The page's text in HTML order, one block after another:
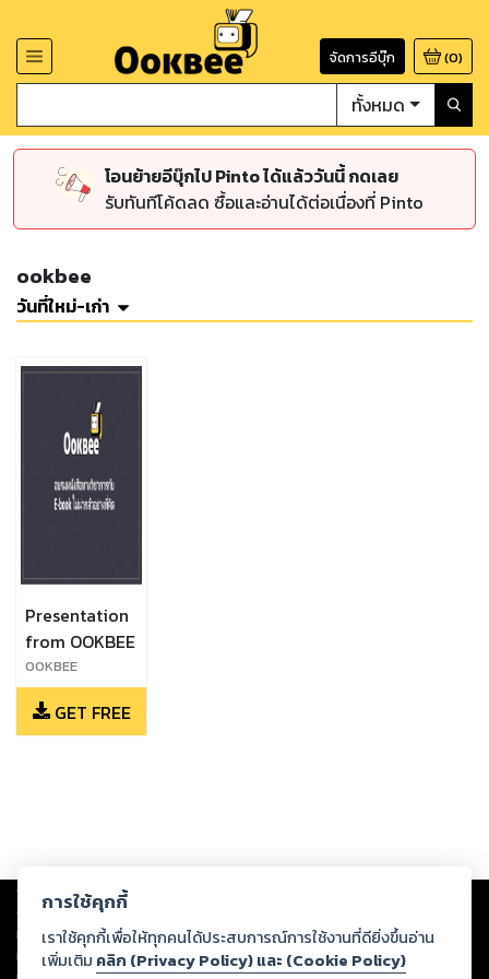
จัดการอีบุ๊ก (0)
ทั้งหมด
โอนย้ายอีบุ๊กไป Pinto ได้แล้ววันนี้ กดเลย
รับทันทีโค้ดลด ซื้อและอ่านได้ต่อเนื่องที่ Pinto
ookbee
วันที่ใหม่-เก่า
Presentation
from OOKBEE
OOKBEE
GET FREE
Copyright © 2026
ต่อผลงานหรือเนื้อหาใดที่อัปโหลดผ่านเว็บไซต์และปรากฏว่าละเมิดสิทธิใน
ทรัพย์สินทางปัญญาของบุคคลอื่นหรือขัดต่อกฎหมายและศีลธรรม ดังนั้น ผู้อ่าน
ทุกท่านโปรดใช้วิจารณญาณในการกลั่นกรองด้วยตนเอง และหากท่านพบว่าส่วน
การใช้คุกกี้
เราใช้คุกกี้เพื่อให้ทุกคนได้ประสบการณ์การใช้งานที่ดียิ่งขึ้นอ่าน
เพิ่มเติม คลิก (Privacy Policy) และ (Cookie Policy)